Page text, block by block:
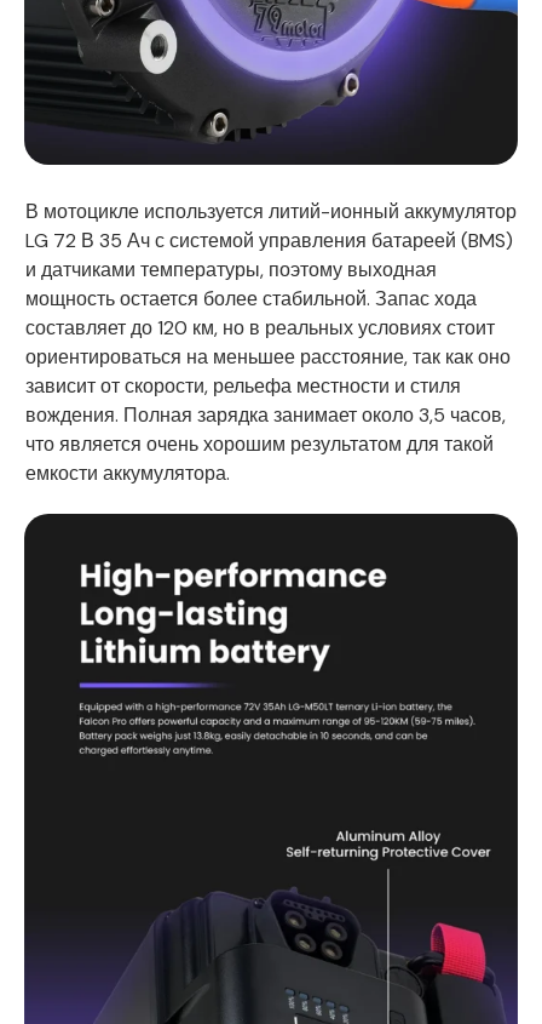
В мотоцикле используется литий-ионный аккумулятор
LG 72 В 35 Ач с системой управления батареей (BMS)
и датчиками температуры, поэтому выходная
мощность остается более стабильной. Запас хода
составляет до 120 км, но в реальных условиях стоит
ориентироваться на меньшее расстояние, так как оно
зависит от скорости, рельефа местности и стиля
вождения. Полная зарядка занимает около 3,5 часов,
что является очень хорошим результатом для такой
емкости аккумулятора.